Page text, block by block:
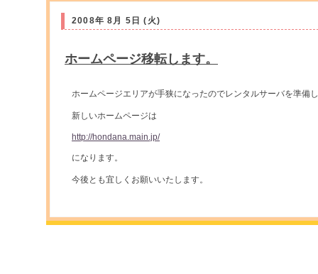
2008年 8月 5日 (火)
ホームページ移転します。
ホームページエリアが手狭になったのでレンタルサーバを準備
新しいホームページは
http://hondana.main.jp/
になります。
今後とも宜しくお願いいたします。